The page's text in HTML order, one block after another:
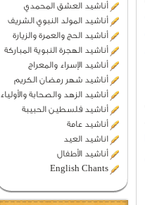
أناشيد العشق المحمدي
أناشيد المولد النبوي الشريف
أناشيد الحج والعمرة والزيارة
أناشيد الهجرة النبوية المباركة
أناشيد الإسراء والمعراج
أناشيد شهر رمضان الكريم
أناشيد الزهد والصحابة والأولياء
أناشيد فلسطين الحبيبة
أناشيد عامة
اناشيد العيد
أناشيد الأطفال
English Chants